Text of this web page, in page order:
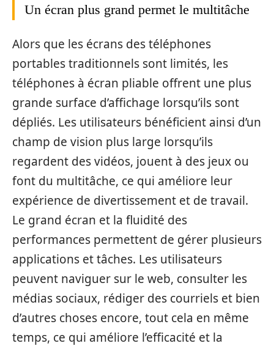
Un écran plus grand permet le multitâche
Alors que les écrans des téléphones
portables traditionnels sont limités, les
téléphones à écran pliable offrent une plus
grande surface d’affichage lorsqu’ils sont
dépliés. Les utilisateurs bénéficient ainsi d’un
champ de vision plus large lorsqu’ils
regardent des vidéos, jouent à des jeux ou
font du multitâche, ce qui améliore leur
expérience de divertissement et de travail.
Le grand écran et la fluidité des
performances permettent de gérer plusieurs
applications et tâches. Les utilisateurs
peuvent naviguer sur le web, consulter les
médias sociaux, rédiger des courriels et bien
d’autres choses encore, tout cela en même
temps, ce qui améliore l’efficacité et la